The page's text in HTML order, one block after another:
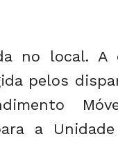
no local. A
pelos
a